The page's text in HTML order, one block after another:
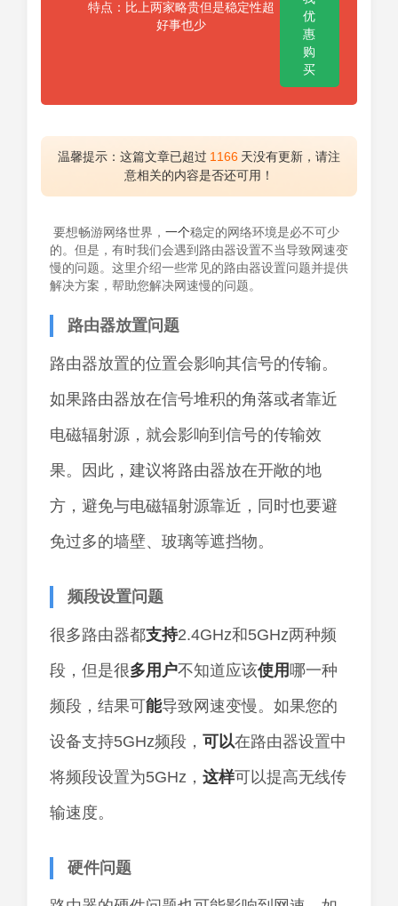
特点：比上两家略贵但是稳定性超
好事也少
优
惠
购
买
温馨提示：这篇文章已超过 1166 天没有更新，请注
意相关的内容是否还可用！
要想畅游网络世界， 一个稳定的网络环境是必不可少
的。但是，有时我们会遇到路由器设置不当导致网速变
慢的问题。这里介绍一些常见的路由器设置问题并提供
解决方案，帮助您解决网速慢的问题。
路由器放置问题
路由器放置的位置会影响其信号的传输。
如果路由器放在信号堆积的角落或者靠近
电磁辐射源，就会影响到信号的传输效
果。因此，建议将路由器放在开敞的地
方，避免与电磁辐射源靠近，同时也要避
免过多的墙壁、玻璃等遮挡物。
频段设置问题
很多路由器都支持2.4GHz和5GHz两种频
段，但是很多用户不知道应该使用哪一种
频段，结果可能导致网速变慢。如果您的
设备支持5GHz频段， 可以在路由器设置中
将频段设置为5GHz， 这样可以提高无线传
输速度。
硬件问题